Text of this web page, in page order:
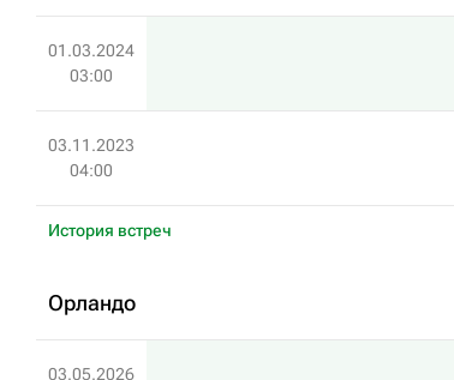
01.03.2024
03:00
03.11.2023
04:00
История встреч
Орландо
03.05.2026